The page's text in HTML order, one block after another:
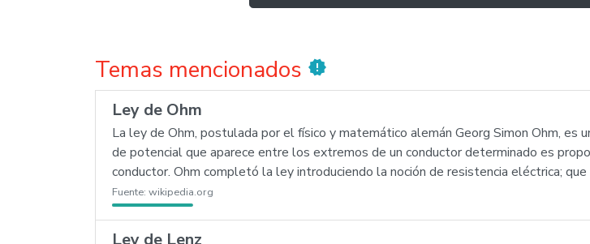
Temas mencionados new_releases
Ley de Ohm
La ley de Ohm, postulada por el físico y matemático alemán Georg Simon Ohm, es
de potencial que aparece entre los extremos de un conductor determinado es
conductor. Ohm completó la ley introduciendo la noción de resistencia eléctrica;
Fuente: wikipedia.org
Ley de Lenz